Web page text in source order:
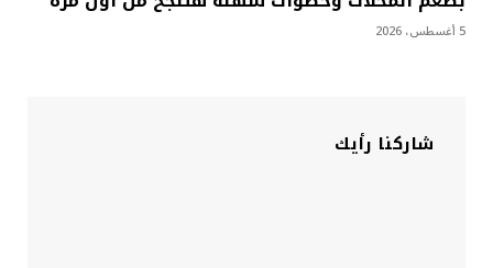
5 أغسطس، 2026
شاركنا رأيك